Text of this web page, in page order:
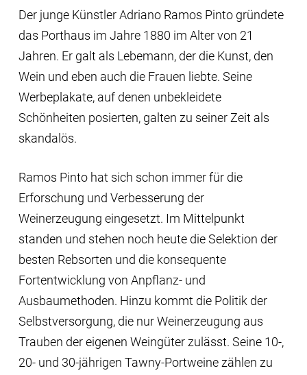
Der junge Künstler Adriano Ramos Pinto gründete
das Porthaus im Jahre 1880 im Alter von 21
Jahren. Er galt als Lebemann, der die Kunst, den
Wein und eben auch die Frauen liebte. Seine
Werbeplakate, auf denen unbekleidete
Schönheiten posierten, galten zu seiner Zeit als
skandalös.
Ramos Pinto hat sich schon immer für die
Erforschung und Verbesserung der
Weinerzeugung eingesetzt. Im Mittelpunkt
standen und stehen noch heute die Selektion der
besten Rebsorten und die konsequente
Fortentwicklung von Anpflanz- und
Ausbaumethoden. Hinzu kommt die Politik der
Selbstversorgung, die nur Weinerzeugung aus
Trauben der eigenen Weingüter zulässt. Seine 10-,
20- und 30-jährigen Tawny-Portweine zählen zu